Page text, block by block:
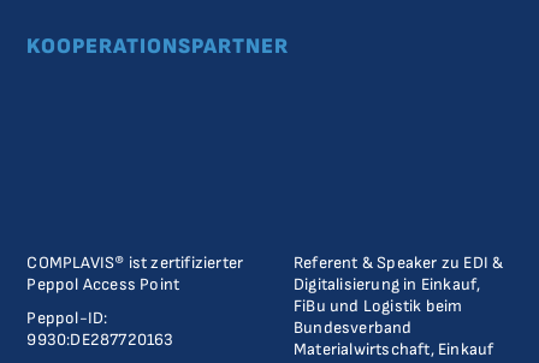
KOOPERATIONSPARTNER
COMPLAVIS® ist zertifizierter
Peppol Access Point
Peppol-ID:
9930:DE287720163
Referent & Speaker zu EDI &
Digitalisierung in Einkauf,
FiBu und Logistik beim
Bundesverband
Materialwirtschaft, Einkauf